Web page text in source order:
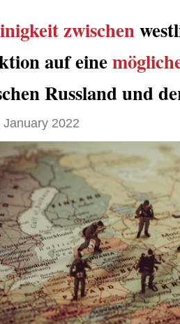
zwischen
auf eine
Russland und
January 2022